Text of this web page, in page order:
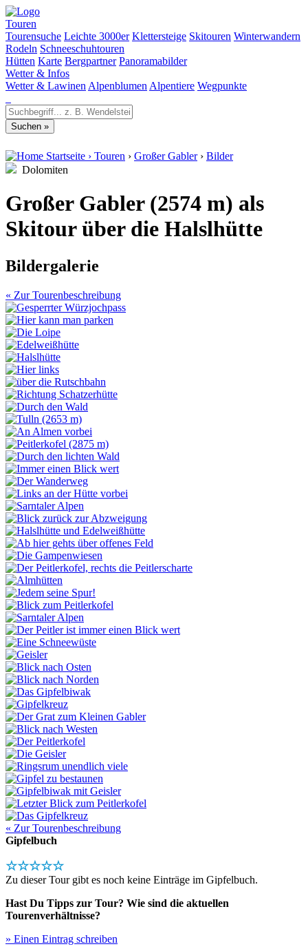
Touren
Tourensuche Leichte 3000er Klettersteige Skitouren Winterwandern
Rodeln Schneeschuhtouren
Hütten Karte Bergpartner Panoramabilder
Wetter & Infos
Wetter & Lawinen Alpenblumen Alpentiere Wegpunkte
Startseite › Touren › Großer Gabler › Bilder
Dolomiten
Großer Gabler (2574 m) als
Skitour über die Halslhütte
Bildergalerie
« Zur Tourenbeschreibung
« Zur Tourenbeschreibung
Gipfelbuch
☆☆☆☆☆
Zu dieser Tour gibt es noch keine Einträge im Gipfelbuch.
Hast Du Tipps zur Tour? Wie sind die aktuellen
Tourenverhältnisse?
» Einen Eintrag schreiben